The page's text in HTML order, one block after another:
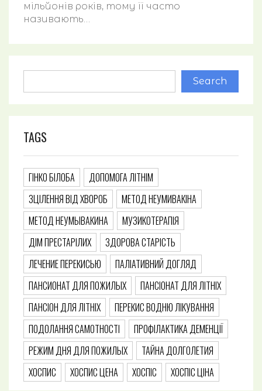
мільйонів років, тому її часто
називають…
Search
TAGS
ГІНКО БІЛОБА
ДОПОМОГА ЛІТНІМ
ЗЦІЛЕННЯ ВІД ХВОРОБ
МЕТОД НЕУМИВАКІНА
МЕТОД НЕУМЫВАКИНА
МУЗИКОТЕРАПІЯ
ДІМ ПРЕСТАРІЛИХ
ЗДОРОВА СТАРІСТЬ
ЛЕЧЕНИЕ ПЕРЕКИСЬЮ
ПАЛІАТИВНИЙ ДОГЛЯД
ПАНСИОНАТ ДЛЯ ПОЖИЛЫХ
ПАНСІОНАТ ДЛЯ ЛІТНІХ
ПАНСІОН ДЛЯ ЛІТНІХ
ПЕРЕКИС ВОДНЮ ЛІКУВАННЯ
ПОДОЛАННЯ САМОТНОСТІ
ПРОФІЛАКТИКА ДЕМЕНЦІЇ
РЕЖИМ ДНЯ ДЛЯ ПОЖИЛЫХ
ТАЙНА ДОЛГОЛЕТИЯ
ХОСПИС
ХОСПИС ЦЕНА ХОСПІС ХОСПІС ЦІНА